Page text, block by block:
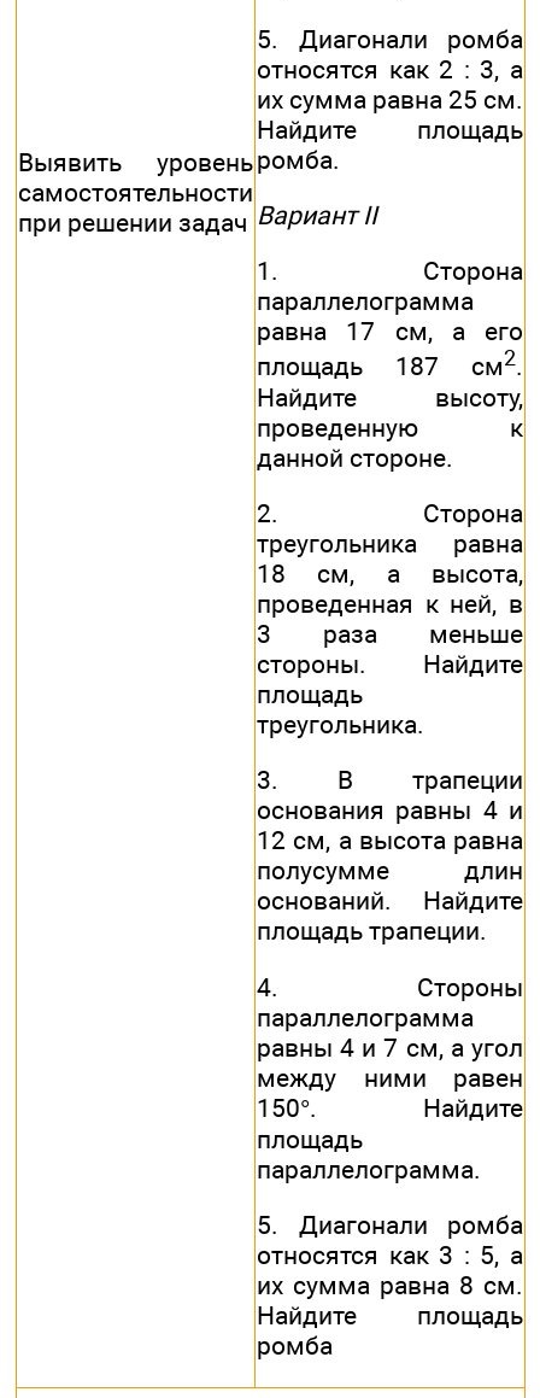
Выявить уровень
самостоятельности
при решении задач
5. Диагонали ромба
относятся как 2 : 3, а
их сумма равна 25 см.
Найдите площадь
ромба.
Вариант II
1. Сторона
параллелограмма
равна 17 см, а его
площадь 187 см2.
Найдите высоту,
проведенную к
данной стороне.
2. Сторона
треугольника равна
18 см, а высота,
проведенная к ней, в
3 раза меньше
стороны. Найдите
площадь
треугольника.
3. В трапеции
основания равны 4 и
12 см, а высота равна
полусумме длин
оснований. Найдите
площадь трапеции.
4. Стороны
параллелограмма
равны 4 и 7 см, а угол
между ними равен
150°. Найдите
площадь
параллелограмма.
5. Диагонали ромба
относятся как 3 : 5, а
их сумма равна 8 см.
Найдите площадь
ромба